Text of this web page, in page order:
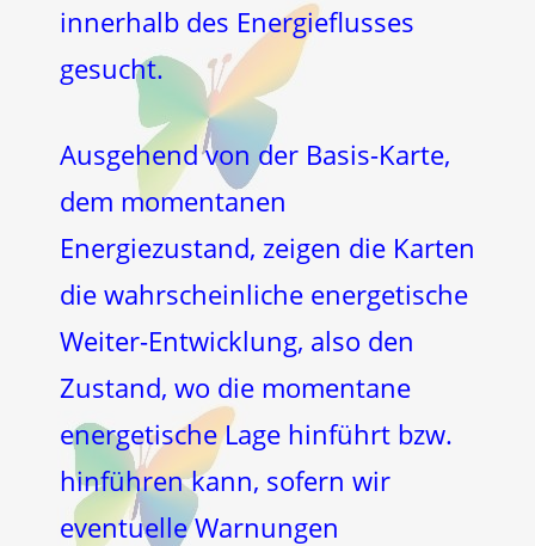
innerhalb des Energieflusses
gesucht.
Ausgehend von der Basis-Karte,
dem momentanen
Energiezustand, zeigen die Karten
die wahrscheinliche energetische
Weiter-Entwicklung, also den
Zustand, wo die momentane
energetische Lage hinführt bzw.
hinführen kann, sofern wir
eventuelle Warnungen